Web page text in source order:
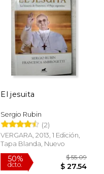
El jesuita
Sergio Rubin
(2)
VERGARA, 2013, 1 Edición,
Tapa Blanda, Nuevo